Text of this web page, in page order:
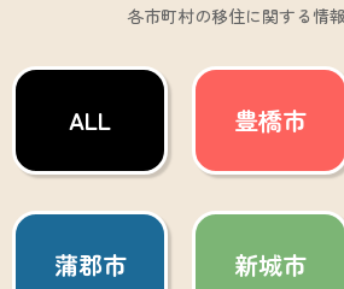
各市町村の移住に関する情
ALL 豊橋市
蒲郡市 新城市